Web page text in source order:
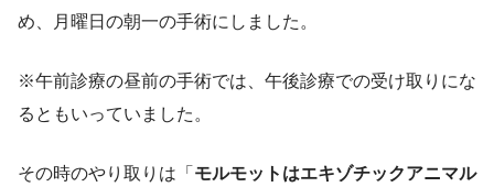
め、月曜日の朝一の手術にしました。
※午前診療の昼前の手術では、午後診療での受け取りにな
るともいっていました。
その時のやり取りは「 モルモットはエキゾチックアニマル